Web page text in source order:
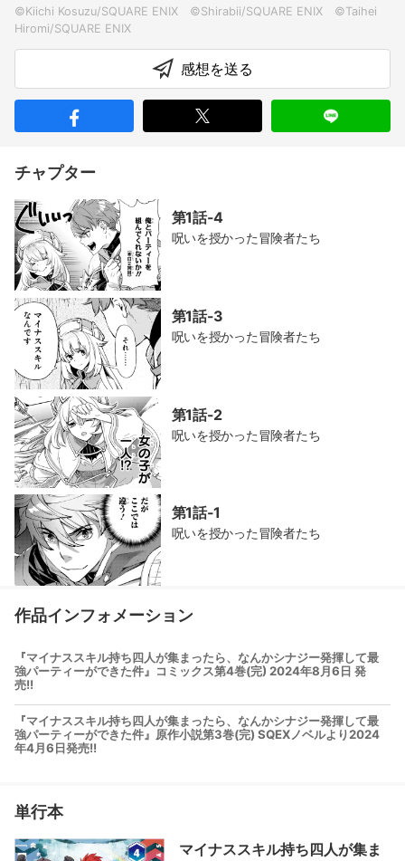
©Kiichi Kosuzu/SQUARE ENIX ©Shirabii/SQUARE ENIX ©Taihei
感想を送る
チャプター
第1話-4
呪いを授かった冒険者たち
第1話-3
呪いを授かった冒険者たち
第1話-2
呪いを授かった冒険者たち
第1話-1
呪いを授かった冒険者たち
作品インフォメーション
『マイナススキル持ち四人が集まったら、なんかシナジー発揮して最
強パーティーができた件』コミックス第4巻(完) 2024年8月6日 発
売!!
『マイナススキル持ち四人が集まったら、なんかシナジー発揮して最
強パーティーができた件』原作小説第3巻(完) SQEXノベルより2024
年4月6日発売!!
単行本
マイナススキル持ち四人が集ま